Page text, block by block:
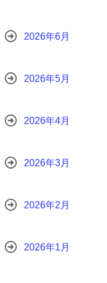
2026年6月
2026年5月
2026年4月
2026年3月
2026年2月
2026年1月